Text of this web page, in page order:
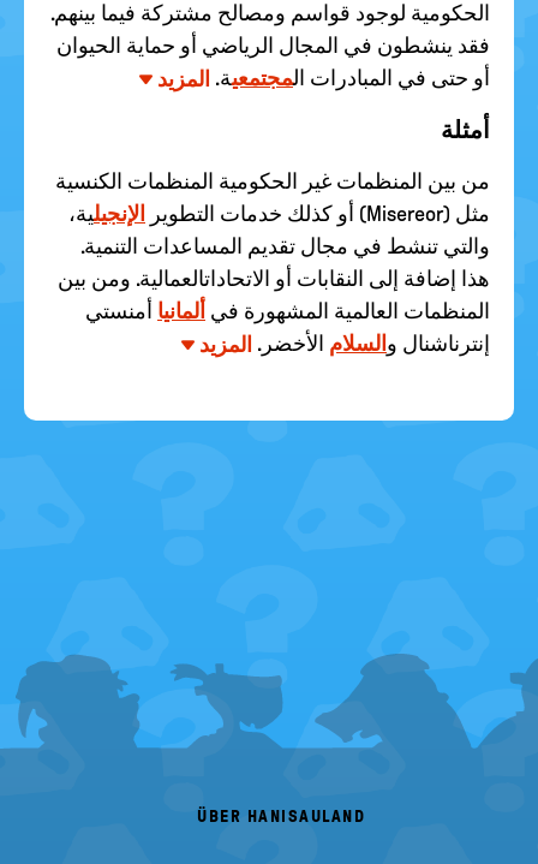
الحكومية لوجود قواسم ومصالح مشتركة فيما بينهم.
فقد ينشطون في المجال الرياضي أو حماية الحيوان
أو حتى في المبادرات المجتمعية. المزيد
أمثلة
من بين المنظمات غير الحكومية المنظمات الكنسية
مثل (Misereor) أو كذلك خدمات التطوير
الإنجيلية،
والتي تنشط في مجال تقديم المساعدات التنمية.
هذا إضافة إلى النقابات أو الاتحاداتالعمالية. ومن بين
المنظمات العالمية المشهورة في ألمانيا أمنستي
إنترناشنال و السلام الأخضر. المزيد
FOOTER
MENU
ÜBER HANISAULAND